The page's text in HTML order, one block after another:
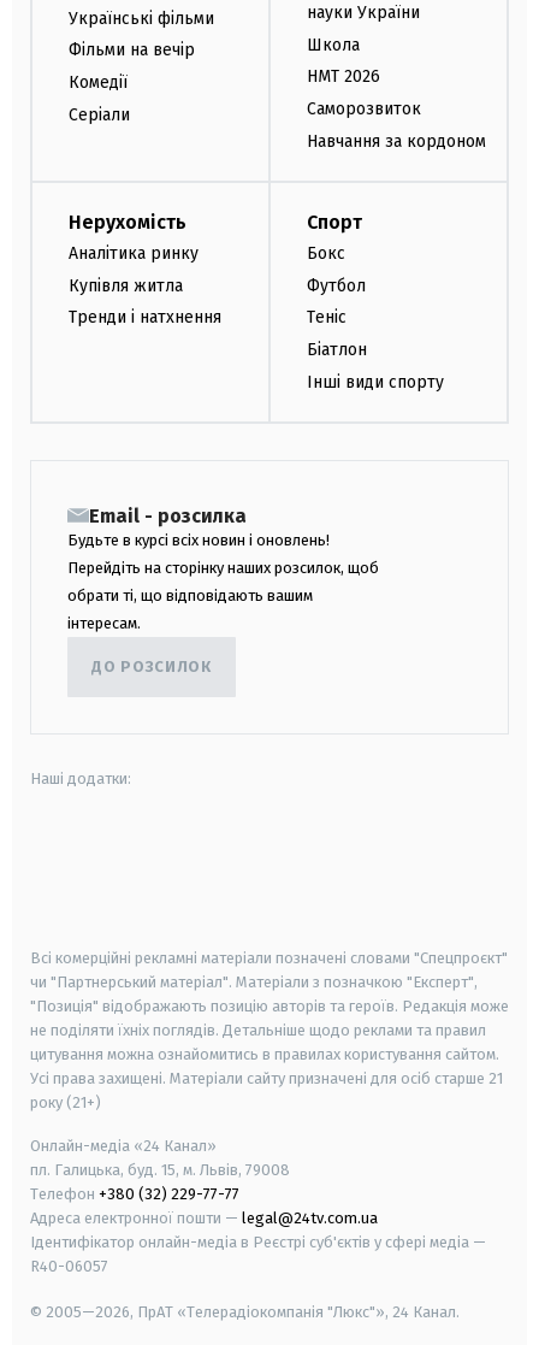
Українські фільми
Фільми на вечір
Комедії
Серіали
науки України
Школа
НМТ 2026
Саморозвиток
Навчання за кордоном
Нерухомість
Аналітика ринку
Купівля житла
Тренди і натхнення
Спорт
Бокс
Футбол
Теніс
Біатлон
Інші види спорту
Email - розсилка
Будьте в курсі всіх новин і оновлень!
Перейдіть на сторінку наших розсилок, щоб
обрати ті, що відповідають вашим
інтересам.
ДО РОЗСИЛОК
Наші додатки:
Всі комерційні рекламні матеріали позначені словами "Спецпроєкт"
чи "Партнерський матеріал". Матеріали з позначкою "Експерт",
"Позиція" відображають позицію авторів та героїв. Редакція може
не поділяти їхніх поглядів. Детальніше щодо реклами та правил
цитування можна ознайомитись в правилах користування сайтом.
Усі права захищені. Матеріали сайту призначені для осіб старше 21
року (21+)
Онлайн-медіа «24 Канал»
пл. Галицька, буд. 15, м. Львів, 79008
Телефон +380 (32) 229-77-77
Адреса електронної пошти — legal@24tv.com.ua
Ідентифікатор онлайн-медіа в Реєстрі суб'єктів у сфері медіа —
R40-06057
© 2005—2026, ПрАТ «Телерадіокомпанія "Люкс"», 24 Канал.